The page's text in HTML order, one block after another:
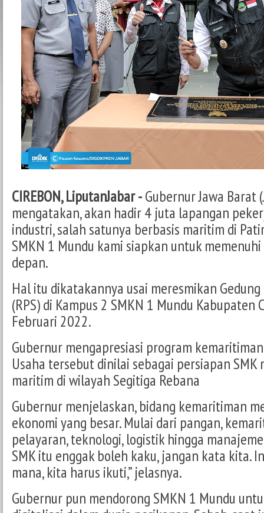
CIREBON, LiputanJabar -Gubernur Jawa Barat
mengatakan, akan hadir 4 juta lapangan
industri, salah satunya berbasis maritim di
SMKN 1 Mundu kami siapkan untuk
depan.
Hal itu dikatakannya usai meresmikan
(RPS) di Kampus 2 SMKN 1 Mundu Kabupaten
Februari 2022.
Gubernur mengapresiasi program
Usaha tersebut dinilai sebagai persiapan
maritim di wilayah Segitiga Rebana
Gubernur menjelaskan, bidang kemaritiman
ekonomi yang besar. Mulai dari pangan,
pelayaran, teknologi, logistik hingga
SMK itu enggak boleh kaku, jangan kata kita.
mana, kita harus ikuti,” jelasnya.
Gubernur pun mendorong SMKN 1 Mundu